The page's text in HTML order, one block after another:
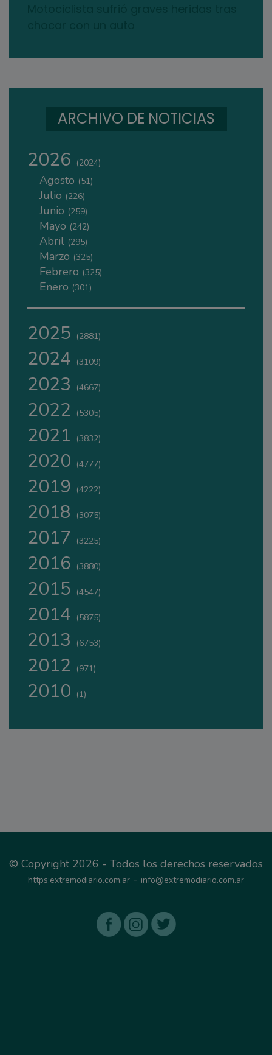
ARCHIVO DE NOTICIAS
2026 (2024)
Agosto (51)
Julio (226)
Junio (259)
Mayo (242)
Abril (295)
Marzo (325)
Febrero (325)
Enero (301)
2025 (2881)
2024 (3109)
2023 (4667)
2022 (5305)
2021 (3832)
2020 (4777)
2019 (4222)
2018 (3075)
2017 (3225)
2016 (3880)
2015 (4547)
2014 (5875)
2013 (6753)
2012 (971)
2010 (1)
© Copyright 2026 - Todos los derechos reservados
https:extremodiario.com.ar - info@extremodiario.com.ar